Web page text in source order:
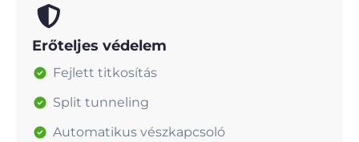
Erőteljes védelem
Fejlett titkosítás
Split tunneling
Automatikus vészkapcsoló